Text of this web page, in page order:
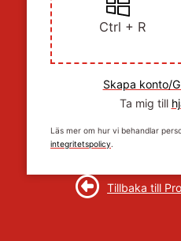
Ctrl + R
Skapa konto/
Ta mig till
Läs mer om hur vi behandlar
integritetspolicy.
Tillbaka till